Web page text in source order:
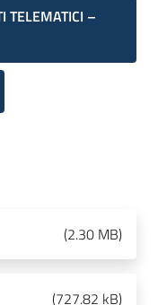
TELEMATICI –
(2.30 MB)
(727.82 kB)